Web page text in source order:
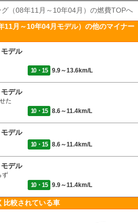
（08年11月～10年04月）の燃費TOPへ
11月～10年04月モデル）の他のマイナー
デル
10・15 9.9～13.6km/L
デル
た
10・15 8.6～11.4km/L
デル
10・15 8.6～11.4km/L
デル
ず
10・15 9.9～11.4km/L
比較されている車